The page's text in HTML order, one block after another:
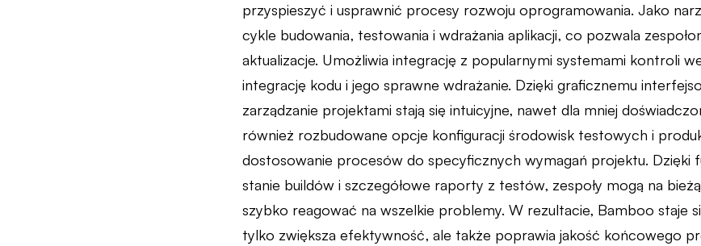
przyspieszyć i usprawnić procesy rozwoju oprogramowania. Jako
cykle budowania, testowania i wdrażania aplikacji, co pozwala
aktualizacje. Umożliwia integrację z popularnymi systemami kontroli
integrację kodu i jego sprawne wdrażanie. Dzięki graficznemu
zarządzanie projektami stają się intuicyjne, nawet dla mniej
również rozbudowane opcje konfiguracji środowisk testowych i
dostosowanie procesów do specyficznych wymagań projektu. Dzięki
stanie buildów i szczegółowe raporty z testów, zespoły mogą na
szybko reagować na wszelkie problemy. W rezultacie, Bamboo staje
tylko zwiększa efektywność, ale także poprawia jakość końcowego